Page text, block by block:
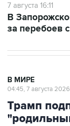
7 августа 16:11
В
за перебоев
В МИРЕ
04:45, 7 августа 2026
Трамп